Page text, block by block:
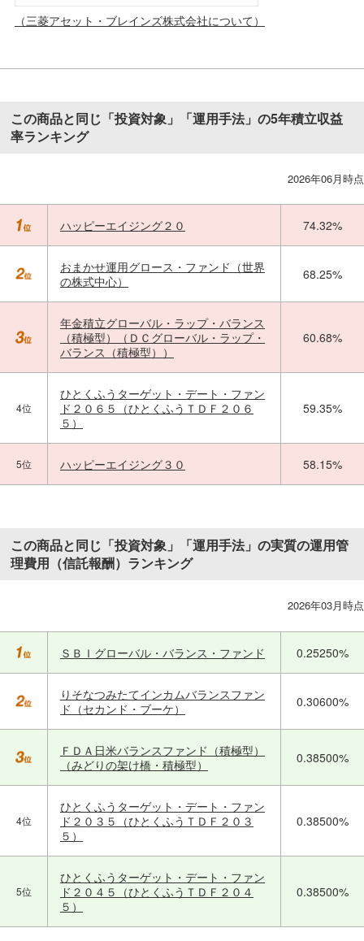
（三菱アセット・ブレインズ株式会社について）
この商品と同じ「投資対象」「運用手法」の5年積立収益
率ランキング
2026年06月時点
ハッピーエイジング２０ 74.32%
おまかせ運用グロース・ファンド（世界
の株式中心）
68.25%
年金積立グローバル・ラップ・バランス
（積極型）（ＤＣグローバル・ラップ・
バランス（積極型））
60.68%
4位
ひとくふうターゲット・デート・ファン
ド２０６５（ひとくふうＴＤＦ２０６
５）
59.35%
5位 ハッピーエイジング３０ 58.15%
この商品と同じ「投資対象」「運用手法」の実質の運用管
理費用（信託報酬）ランキング
2026年03月時点
ＳＢＩグローバル・バランス・ファンド 0.25250%
りそなつみたてインカムバランスファン
ド（セカンド・ブーケ）
0.30600%
ＦＤＡ日米バランスファンド（積極型）
（みどりの架け橋・積極型）
0.38500%
4位
ひとくふうターゲット・デート・ファン
ド２０３５（ひとくふうＴＤＦ２０３
５）
0.38500%
5位
ひとくふうターゲット・デート・ファン
ド２０４５（ひとくふうＴＤＦ２０４
５）
0.38500%